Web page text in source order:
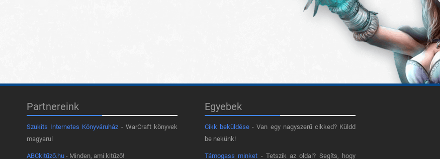
Partnereink
Szukits Internetes Könyváruház - WarCraft könyvek
magyarul
ABCkitűző.hu - Minden, ami kitűző!
Egyebek
Cikk beküldése - Van egy nagyszerű cikked? Küldd
be nekünk!
Támogass minket - Tetszik az oldal? Segíts, hogy